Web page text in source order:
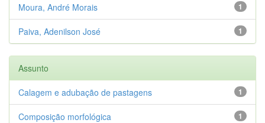
1
Moura, André Morais
1
Paiva, Adenilson José
Assunto
1
Calagem e adubação de pastagens
1
Composição morfológica